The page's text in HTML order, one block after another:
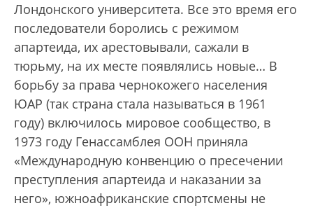
Лондонского университета. Все это время его
последователи боролись с режимом
апартеида, их арестовывали, сажали в
тюрьму, на их месте появлялись новые… В
борьбу за права чернокожего населения
ЮАР (так страна стала называться в 1961
году) включилось мировое сообщество, в
1973 году Генассамблея ООН приняла
«Международную конвенцию о пресечении
преступления апартеида и наказании за
него», южноафриканские спортсмены не